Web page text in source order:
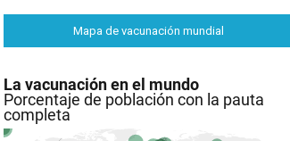
Mapa de vacunación mundial